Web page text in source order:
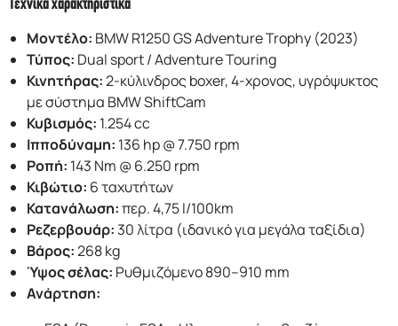
Τεχνικά χαρακτηριστικά
Μοντέλο: BMW R1250 GS Adventure Trophy (2023)
Τύπος: Dual sport / Adventure Touring
Κινητήρας:2-κύλινδρος boxer, 4-χρονoς, υγρόψυκτος
με σύστημα BMW ShiftCam
Κυβισμός: 1.254 cc
Ιπποδύναμη: 136 hp @ 7.750 rpm
Ροπή: 143 Nm @ 6.250 rpm
Κιβώτιο: 6 ταχυτήτων
Κατανάλωση:περ. 4,75 l/100km
Ρεζερβουάρ: 30 λίτρα (ιδανικό για μεγάλα ταξίδια)
Βάρος:268 kg
Ύψος σέλας: Ρυθμιζόμενο 890–910 mm
Ανάρτηση: